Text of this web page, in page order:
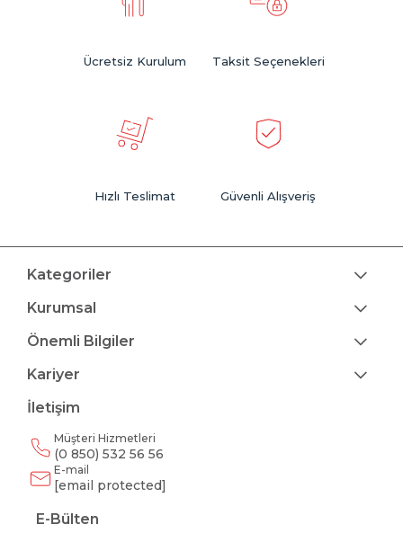
Ücretsiz Kurulum Taksit Seçenekleri
Hızlı Teslimat Güvenli Alışveriş
Kategoriler
Kurumsal
Önemli Bilgiler
Kariyer
İletişim
Müşteri Hizmetleri
(0 850) 532 56 56
E-mail
[email protected]
E-Bülten